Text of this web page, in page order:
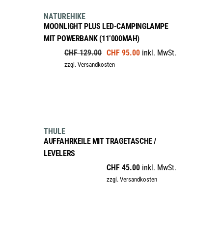
sale
MOONLIGHT PLUS LED-CAMPINGLAMPE
MIT POWERBANK (11’000MAH)
CHF129.00 Ursprünglicher
Preis
war:
CHF 95.00Aktueller
inkl. MwSt.
zzgl. Versandkosten
NATUREHIKE
AUFFAHRKEILE MIT TRAGETASCHE /
LEVELERS
CHF 45.00 inkl. MwSt.
zzgl. Versandkosten
THULE